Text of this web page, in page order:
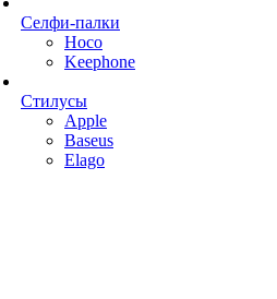
Селфи-палки
Hoco
Keephone
Стилусы
Apple
Baseus
Elago